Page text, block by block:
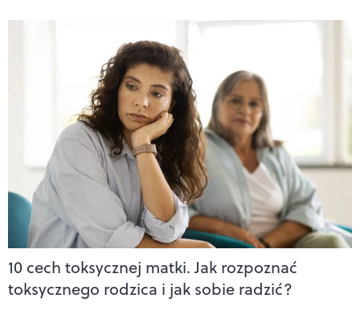
10 cech toksycznej matki. Jak rozpoznać
toksycznego rodzica i jak sobie radzić?